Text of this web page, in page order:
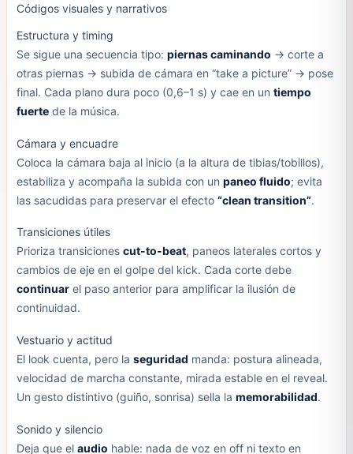
Códigos visuales y narrativos
Estructura y timing
Se sigue una secuencia tipo: piernas caminando → corte a
otras piernas → subida de cámara en “take a picture” → pose
final. Cada plano dura poco (0,6–1 s) y cae en un tiempo
fuertede la música.
Cámara y encuadre
Coloca la cámara baja al inicio (a la altura de tibias/tobillos),
estabiliza y acompaña la subida con un paneo fluido; evita
las sacudidas para preservar el efecto “clean transition”.
Transiciones útiles
Prioriza transiciones cut-to-beat, paneos laterales cortos y
cambios de eje en el golpe del kick. Cada corte debe
continuarel paso anterior para amplificar la ilusión de
continuidad.
Vestuario y actitud
El look cuenta, pero la seguridad manda: postura alineada,
velocidad de marcha constante, mirada estable en el reveal.
Un gesto distintivo (guiño, sonrisa) sella la memorabilidad.
Sonido y silencio
Deja que el audio hable: nada de voz en off ni texto en